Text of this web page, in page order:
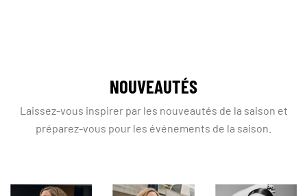
NOUVEAUTÉS
Laissez-vous inspirer par les nouveautés de la saison et
préparez-vous pour les événements de la saison.